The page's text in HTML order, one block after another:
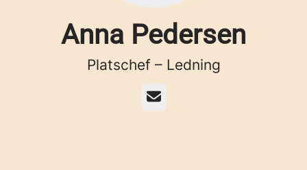
Anna Pedersen
Platschef – Ledning
E-post